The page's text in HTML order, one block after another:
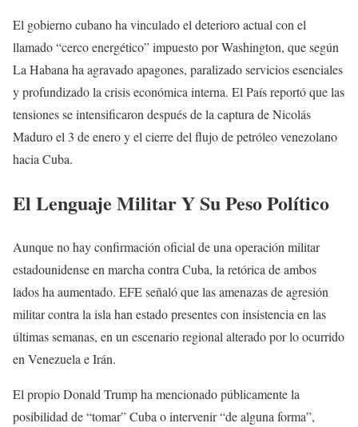
El gobierno cubano ha vinculado el deterioro actual con el
llamado “cerco energético” impuesto por Washington, que según
La Habana ha agravado apagones, paralizado servicios esenciales
y profundizado la crisis económica interna. El País reportó que las
tensiones se intensificaron después de la captura de Nicolás
Maduro el 3 de enero y el cierre del flujo de petróleo venezolano
hacia Cuba.
El Lenguaje Militar Y Su Peso Político
Aunque no hay confirmación oficial de una operación militar
estadounidense en marcha contra Cuba, la retórica de ambos
lados ha aumentado. EFE señaló que las amenazas de agresión
militar contra la isla han estado presentes con insistencia en las
últimas semanas, en un escenario regional alterado por lo ocurrido
en Venezuela e Irán.
El propio Donald Trump ha mencionado públicamente la
posibilidad de “tomar” Cuba o intervenir “de alguna forma”,